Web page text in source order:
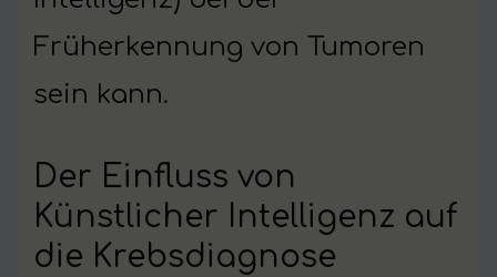
Früherkennung von Tumoren
sein kann.
Der Einfluss von
Künstlicher Intelligenz auf
die Krebsdiagnose